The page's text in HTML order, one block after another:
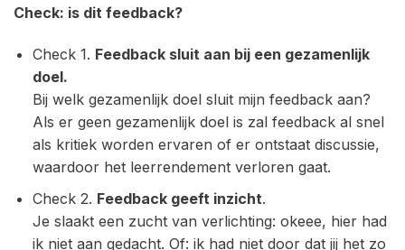
Check: is dit feedback?
Check 1. Feedback sluit aan bij een gezamenlijk
doel.
Bij welk gezamenlijk doel sluit mijn feedback aan?
Als er geen gezamenlijk doel is zal feedback al snel
als kritiek worden ervaren of er ontstaat discussie,
waardoor het leerrendement verloren gaat.
Check 2. Feedback geeft inzicht.
Je slaakt een zucht van verlichting: okeee, hier had
ik niet aan gedacht. Of: ik had niet door dat jij het zo